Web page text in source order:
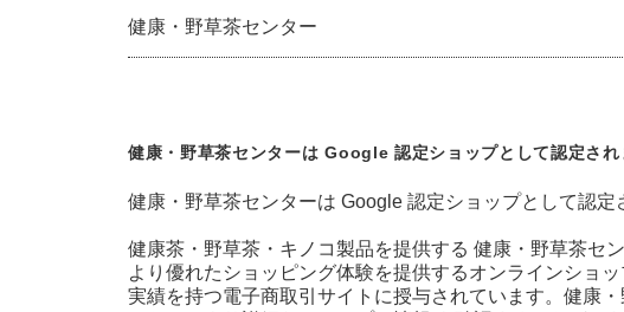
健康・野草茶センター
健康・野草茶センターは Google 認定ショップとして認定され
健康・野草茶センターは Google 認定ショップとして認
健康茶・野草茶・キノコ製品を提供する 健康・野草茶セ
より優れたショッピング体験を提供するオンラインショ
実績を持つ電子商取引サイトに授与されています。健康